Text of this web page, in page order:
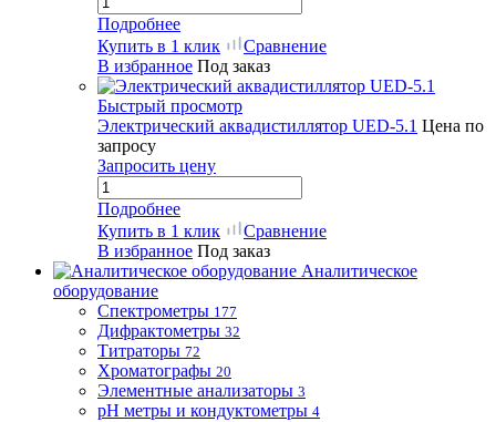
Подробнее
Купить в 1 клик
Сравнение
В избранное Под заказ
Быстрый просмотр
Электрический аквадистиллятор UED-5.1 Цена по
запросу
Запросить цену
Подробнее
Купить в 1 клик
Сравнение
В избранное Под заказ
Аналитическое
оборудование
Спектрометры 177
Дифрактометры 32
Титраторы 72
Хроматографы 20
Элементные анализаторы 3
pH метры и кондуктометры 4